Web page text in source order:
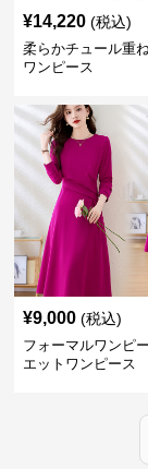
¥14,220 (税込)
柔らかチュール重
ワンピース
¥9,000 (税込)
フォーマルワンピ
エットワンピース